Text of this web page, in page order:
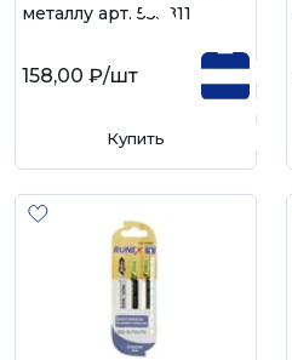
металлу арт. 555811
158,00 ₽/шт
Купить